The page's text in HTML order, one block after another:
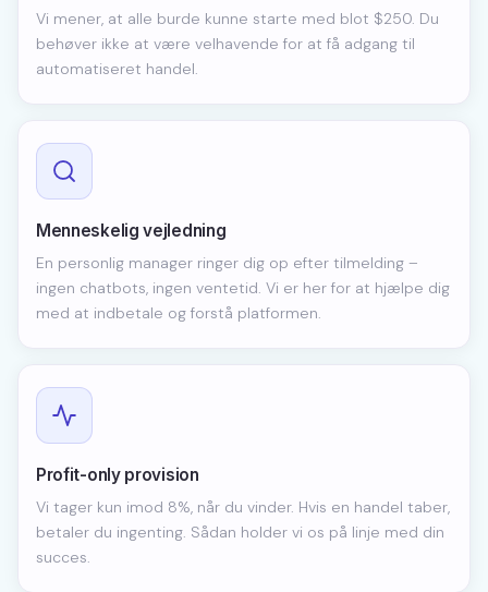
Vi mener, at alle burde kunne starte med blot $250. Du
behøver ikke at være velhavende for at få adgang til
automatiseret handel.
Menneskelig vejledning
En personlig manager ringer dig op efter tilmelding –
ingen chatbots, ingen ventetid. Vi er her for at hjælpe dig
med at indbetale og forstå platformen.
Profit-only provision
Vi tager kun imod 8%, når du vinder. Hvis en handel taber,
betaler du ingenting. Sådan holder vi os på linje med din
succes.